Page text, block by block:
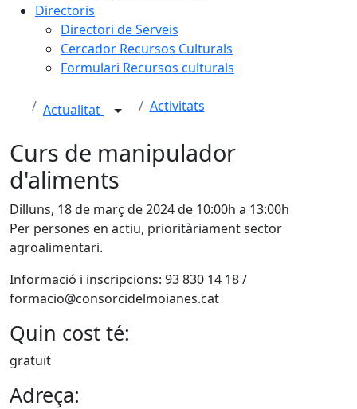
Directoris
Directori de Serveis
Cercador Recursos Culturals
Formulari Recursos culturals
Actualitat Activitats
Curs de manipulador
d'aliments
Dilluns, 18 de març de 2024 de 10:00h a 13:00h
Per persones en actiu, prioritàriament sector
agroalimentari.
Informació i inscripcions: 93 830 14 18 /
formacio@consorcidelmoianes.cat
Quin cost té:
gratuït
Adreça: